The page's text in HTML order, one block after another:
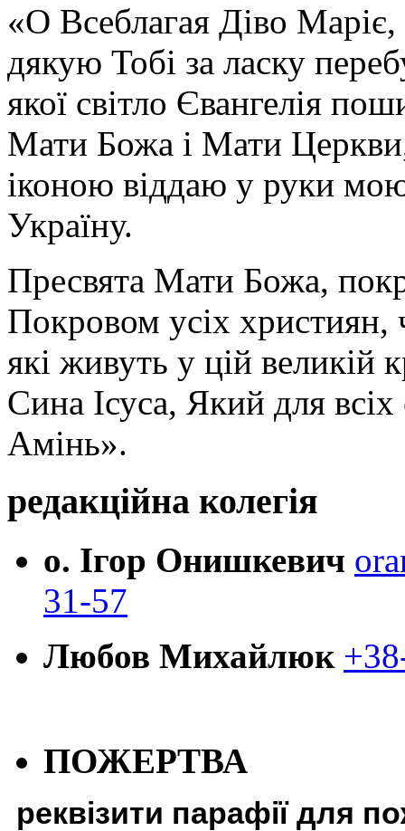
«О Всеблагая Діво
дякую Тобі за ласку
якої світло Євангелія
Мати Божа і Мати
іконою віддаю у руки
Україну.
Пресвята Мати Божа,
Покровом усіх християн,
які живуть у цій великій
Сина Ісуса, Який для
Амінь».
редакційна колегія
о. Ігор Онишкевич
31-57
Любов Михайлюк
ПОЖЕРТВА
реквізити парафії для